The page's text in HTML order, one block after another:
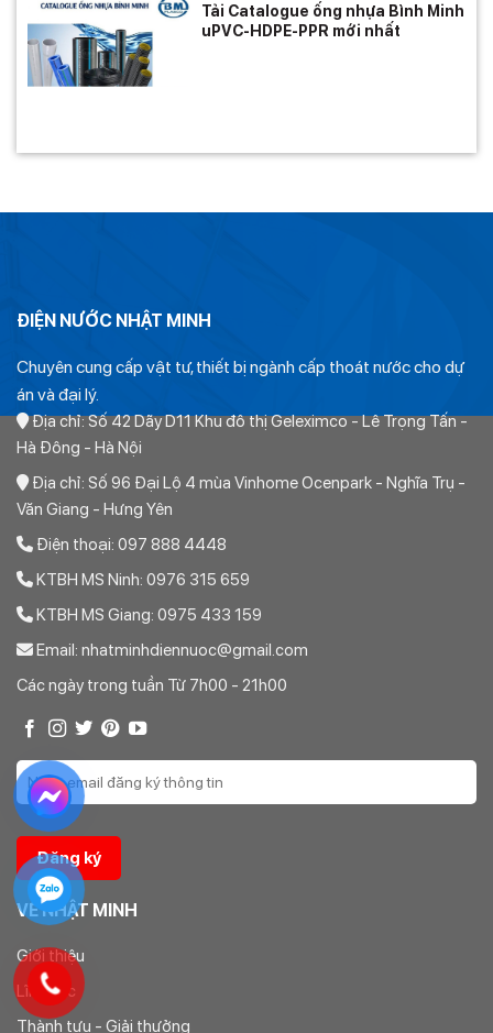
Tải Catalogue ống nhựa Bình Minh
uPVC-HDPE-PPR mới nhất
ĐIỆN NƯỚC NHẬT MINH
Chuyên cung cấp vật tư, thiết bị ngành cấp thoát nước cho dự
án và đại lý.
Địa chỉ: Số 42 Dãy D11 Khu đô thị Geleximco - Lê Trọng Tấn -
Hà Đông - Hà Nội
Địa chỉ: Số 96 Đại Lộ 4 mùa Vinhome Ocenpark - Nghĩa Trụ -
Văn Giang - Hưng Yên
Điện thoại: 097 888 4448
KTBH MS Ninh: 0976 315 659
KTBH MS Giang: 0975 433 159
Email: nhatminhdiennuoc@gmail.com
Các ngày trong tuần Từ 7h00 - 21h00
VỀ NHẬT MINH
Giới thiệu
Lĩnh vực
Thành tựu - Giải thưởng